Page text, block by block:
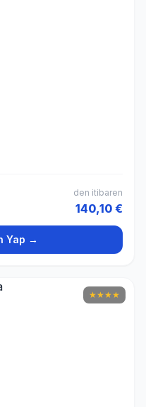
den itibaren
140,10 €
Yap →
★★★★